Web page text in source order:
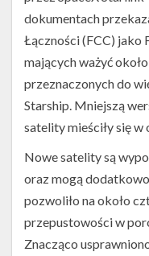
dokumentach
Łączności (FCC) jako
mających ważyć
przeznaczonych do
Starship. Mniejszą
satelity mieściły się w
Nowe satelity są
oraz mogą
pozwoliło na około
przepustowości w
Znacząco